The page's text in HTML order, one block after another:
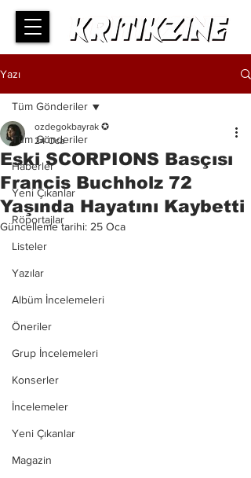
Yazı
Tüm Gönderiler
Haberler
Yeni Çıkanlar
Röportajlar
Listeler
Yazılar
Albüm İncelemeleri
Öneriler
Grup İncelemeleri
Konserler
İncelemeler
Yeni Çıkanlar
Magazin
Tüm Gönderiler
Eski SCORPIONS Basçısı
Francis Buchholz 72
Yaşında Hayatını Kaybetti
ozdegokbayrak ✪
24 Oca
Güncelleme tarihi: 25 Oca